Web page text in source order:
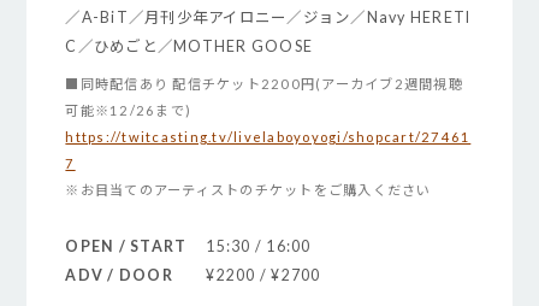
／A-BiT／月刊少年アイロニー／ジョン／Navy HERETI
C／ひめごと／MOTHER GOOSE
■同時配信あり 配信チケット2200円(アーカイブ2週間視聴
可能※12/26まで)
https://twitcasting.tv/livelaboyoyogi/shopcart/27461
7
※お目当てのアーティストのチケットをご購入ください
OPEN / START
15:30 / 16:00
ADV / DOOR
¥2200 / ¥2700